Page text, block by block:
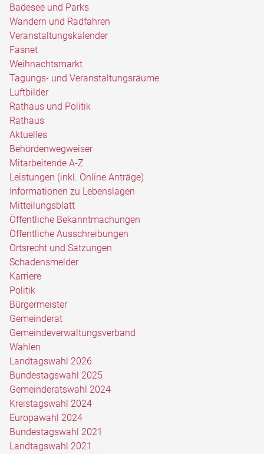
Badesee und Parks
Wandern und Radfahren
Veranstaltungskalender
Fasnet
Weihnachtsmarkt
Tagungs- und Veranstaltungsräume
Luftbilder
Rathaus und Politik
Rathaus
Aktuelles
Behördenwegweiser
Mitarbeitende A-Z
Leistungen (inkl. Online Anträge)
Informationen zu Lebenslagen
Mitteilungsblatt
Öffentliche Bekanntmachungen
Öffentliche Ausschreibungen
Ortsrecht und Satzungen
Schadensmelder
Karriere
Politik
Bürgermeister
Gemeinderat
Gemeindeverwaltungsverband
Wahlen
Landtagswahl 2026
Bundestagswahl 2025
Gemeinderatswahl 2024
Kreistagswahl 2024
Europawahl 2024
Bundestagswahl 2021
Landtagswahl 2021